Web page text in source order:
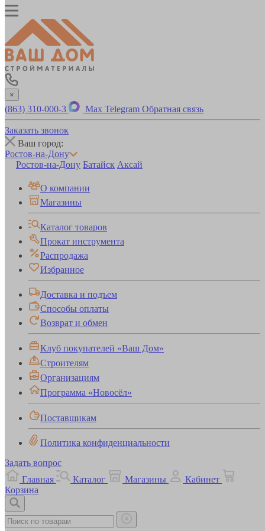
×
(863) 310-000-3 Max Telegram Обратная связь
Заказать звонок
Ваш город:
Ростов-на-Дону
Ростов-на-Дону Батайск Аксай
О компании
Магазины
Каталог товаров
Прокат инструмента
Распродажа
Избранное
Доставка и подъем
Способы оплаты
Возврат и обмен
Клуб покупателей «Ваш Дом»
Строителям
Организациям
Программа «Новосёл»
Поставщикам
Политика конфиденциальности
Задать вопрос
Главная
Каталог Магазины
Кабинет
Корзина